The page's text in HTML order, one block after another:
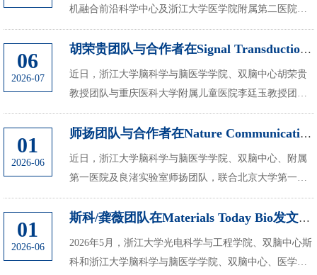
机融合前沿科学中心及浙江大学医学院附属第二医院汪
军、徐晗团队在《Molecular Psychiatry》在线发表题
为“Sustained hyperactivity of parasubthalami...
06
2026-07
胡荣贵团队与合作者在Signal Transduction and Targeted Therapy 发文，发...
近日，浙江大学脑科学与脑医学学院、双脑中心胡荣贵
教授团队与重庆医科大学附属儿童医院李廷玉教授团
队、同济大学边杉教授团队、中国疾病预防控制中心施
小明研究员及中山大学第一附属医院赵慧英教授等通
力...
01
2026-06
师扬团队与合作者在Nature Communications发文，实现微量活检样本中ALECT2...
近日，浙江大学脑科学与脑医学学院、双脑中心、附属
第一医院及良渚实验室师扬团队，联合北京大学第一医
院杨莉/王素霞团队，在Nature Communications发表题为
“Cryo-EM structures of ALECT2 filaments fr...
01
2026-06
斯科/龚薇团队在Materials Today Bio发文，提出 SynClear：一种用于多尺度...
2026年5月，浙江大学光电科学与工程学院、双脑中心斯
科和浙江大学脑科学与脑医学学院、双脑中心、医学院